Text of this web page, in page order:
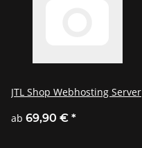
JTL Shop Webhosting Server
ab 69,90 € *